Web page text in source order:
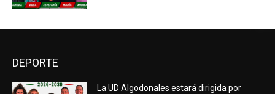
DEPORTE
La UD Algodonales estará dirigida por